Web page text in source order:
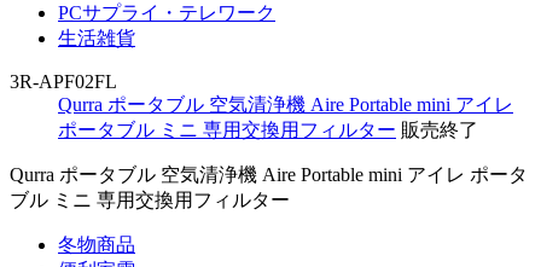
PCサプライ・テレワーク
生活雑貨
3R-APF02FL
Qurra ポータブル 空気清浄機 Aire Portable mini アイレ
ポータブル ミニ 専用交換用フィルター 販売終了
Qurra ポータブル 空気清浄機 Aire Portable mini アイレ ポータ
ブル ミニ 専用交換用フィルター
冬物商品